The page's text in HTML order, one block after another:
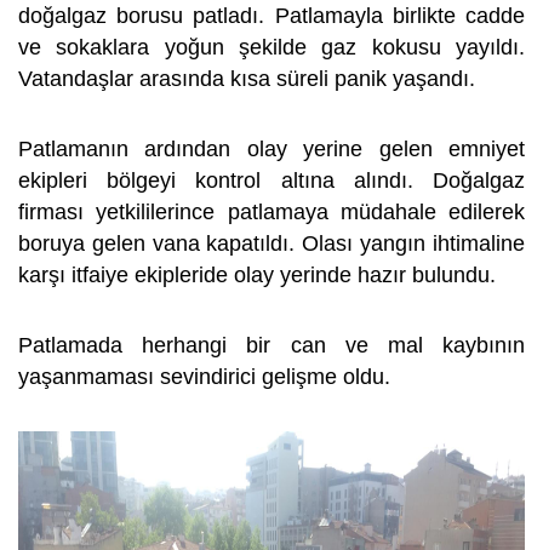
doğalgaz borusu patladı. Patlamayla birlikte cadde
ve sokaklara yoğun şekilde gaz kokusu yayıldı.
Vatandaşlar arasında kısa süreli panik yaşandı.
Patlamanın ardından olay yerine gelen emniyet
ekipleri bölgeyi kontrol altına alındı. Doğalgaz
firması yetkililerince patlamaya müdahale edilerek
boruya gelen vana kapatıldı. Olası yangın ihtimaline
karşı itfaiye ekipleride olay yerinde hazır bulundu.
Patlamada herhangi bir can ve mal kaybının
yaşanmaması sevindirici gelişme oldu.